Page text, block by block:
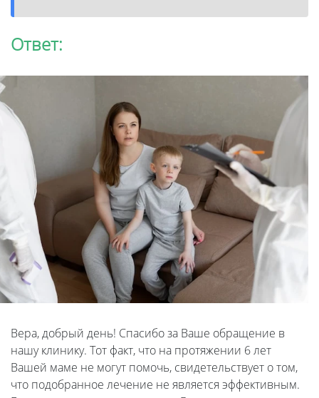
Ответ:
Вера, добрый день! Спасибо за Ваше обращение в
нашу клинику. Тот факт, что на протяжении 6 лет
Вашей маме не могут помочь, свидетельствует о том,
что подобранное лечение не является эффективным.